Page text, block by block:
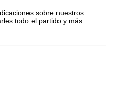
sobre nuestros
todo el partido y más.